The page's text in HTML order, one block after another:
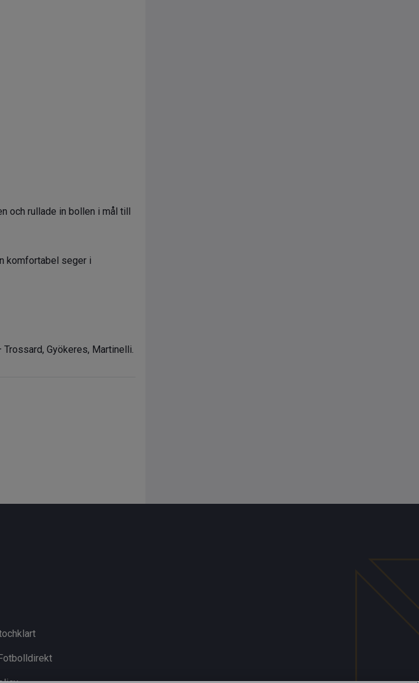
och rullade in bollen i mål till
komfortabel seger i
Gyökeres, Martinelli.